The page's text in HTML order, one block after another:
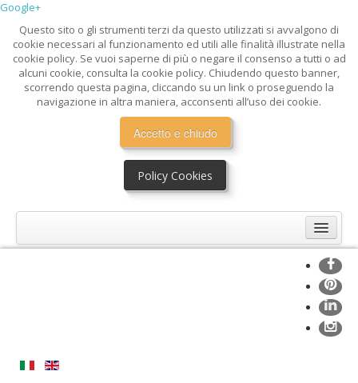
Google+
Questo sito o gli strumenti terzi da questo utilizzati si avvalgono di
cookie necessari al funzionamento ed utili alle finalità illustrate nella
cookie policy. Se vuoi saperne di più o negare il consenso a tutti o ad
alcuni cookie, consulta la cookie policy. Chiudendo questo banner,
scorrendo questa pagina, cliccando su un link o proseguendo la
navigazione in altra maniera, acconsenti all’uso dei cookie.
Accetto e chiudo
Policy Cookies
Home
Privacy Policy